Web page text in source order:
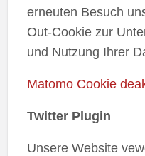
erneuten Besuch
Out-Cookie zur
und Nutzung Ihrer
Matomo Cookie
Twitter Plugin
Unsere Website